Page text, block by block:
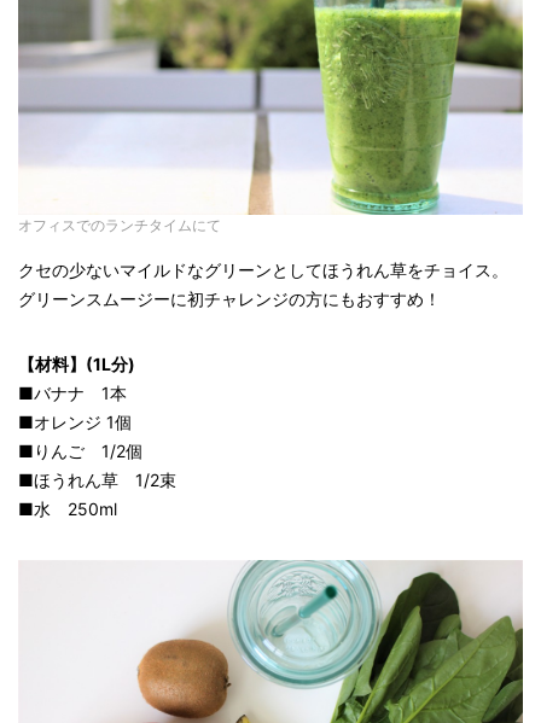
オフィスでのランチタイムにて
クセの少ないマイルドなグリーンとしてほうれん草をチョイス。
グリーンスムージーに初チャレンジの方にもおすすめ！
【材料】(1L分)
■バナナ 1本
■オレンジ 1個
■りんご 1/2個
■ほうれん草 1/2束
■水 250ml